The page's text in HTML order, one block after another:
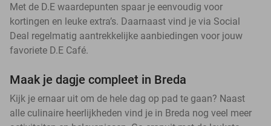
Met de D.E waardepunten spaar je eenvoudig voor
kortingen en leuke extra’s. Daarnaast vind je via Social
Deal regelmatig aantrekkelijke aanbiedingen voor jouw
favoriete D.E Café.
Maak je dagje compleet in Breda
Kijk je ernaar uit om de hele dag op pad te gaan? Naast
alle culinaire heerlijkheden vind je in Breda nog veel meer